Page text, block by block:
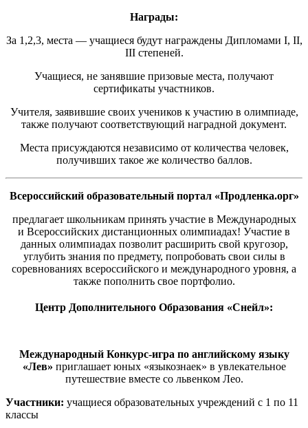
Награды:
За 1,2,3, места — учащиеся будут награждены Дипломами I, II,
III степеней.
Учащиеся, не занявшие призовые места, получают
сертификаты участников.
Учителя, заявившие своих учеников к участию в олимпиаде,
также получают соответствующий наградной документ.
Места присуждаются независимо от количества человек,
получивших такое же количество баллов.
Всероссийский образовательный портал «Продленка.орг»
предлагает школьникам принять участие в Международных
и Всероссийских дистанционных олимпиадах! Участие в
данных олимпиадах позволит расширить свой кругозор,
углубить знания по предмету, попробовать свои силы в
соревнованиях всероссийского и международного уровня, а
также пополнить свое портфолио.
Центр Дополнительного Образования «Снейл»:
Международный Конкурс-игра по английскому языку
«Лев» приглашает юных «языкознаек» в увлекательное
путешествие вместе со львенком Лео.
Участники: учащиеся образовательных учреждений с 1 по 11
классы